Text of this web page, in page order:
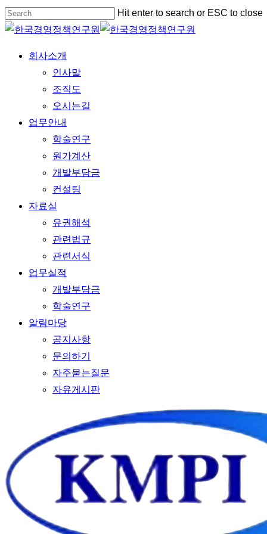
Skip
to
content
Hit enter to search or ESC to close
Close
Menu
회사소개
인사말
조직도
오시는길
업무안내
학술연구
원가계산
개발부담금
컨설팅
자료실
유권해석
관련법규
관련서식
업무실적
개발부담금
학술연구
알림마당
공지사항
문의하기
자주묻는질문
자유게시판